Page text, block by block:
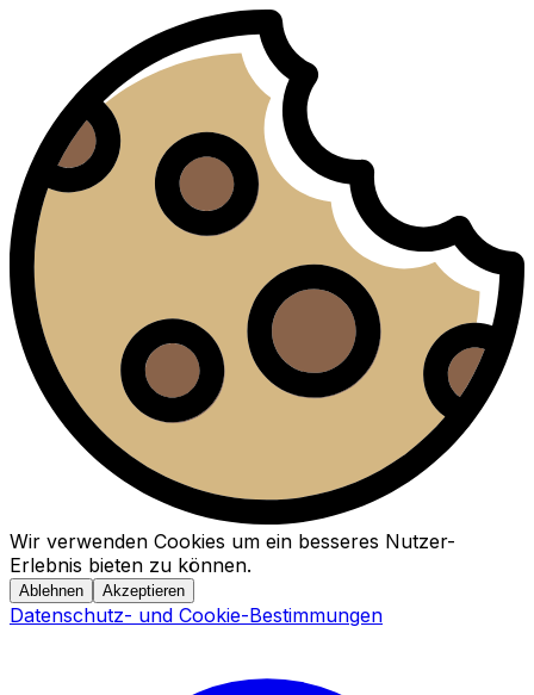
Wir verwenden Cookies um ein besseres Nutzer-
Erlebnis bieten zu können.
Ablehnen Akzeptieren
Datenschutz- und Cookie-Bestimmungen